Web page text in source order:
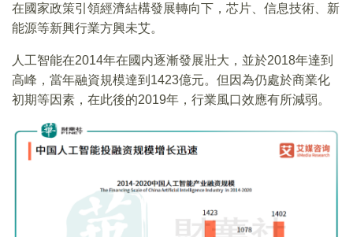
在國家政策引領經濟結構發展轉向下，芯片、信息技術、新
能源等新興行業方興未艾。
人工智能在2014年在國内逐漸發展壯大，並於2018年達到
高峰，當年融資規模達到1423億元。但因為仍處於商業化
初期等因素，在此後的2019年，行業風口效應有所減弱。